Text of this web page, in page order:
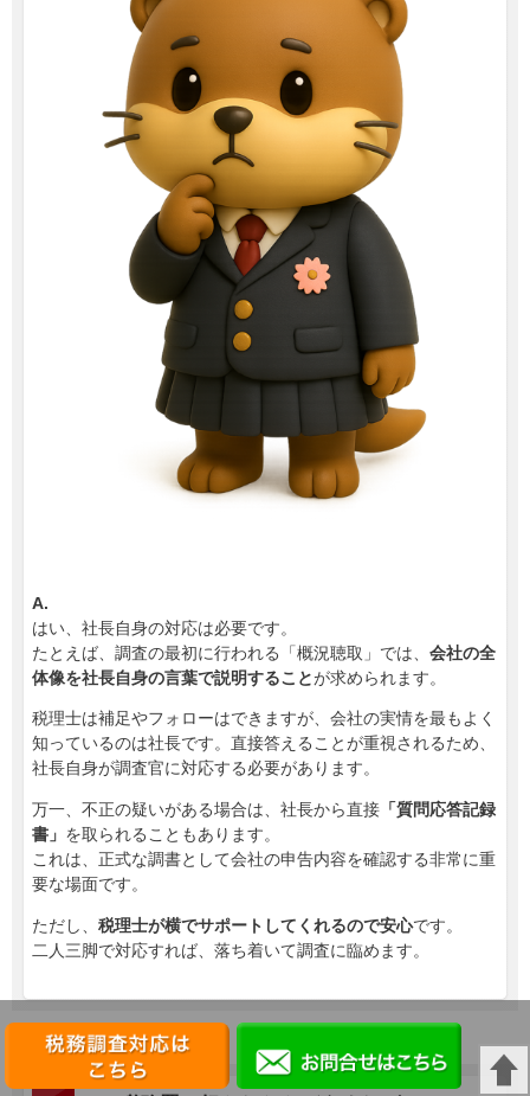
A.
はい、社長自身の対応は必要です。
たとえば、調査の最初に行われる「概況聴取」では、 会社の全
体像を社長自身の言葉で説明することが求められます。
税理士は補足やフォローはできますが、会社の実情を最もよく
知っているのは社長です。直接答えることが重視されるため、
社長自身が調査官に対応する必要があります。
万一、不正の疑いがある場合は、社長から直接 「質問応答記録
書」 を取られることもあります。
これは、正式な調書として会社の申告内容を確認する非常に重
要な場面です。
ただし、 税理士が横でサポートしてくれるので安心です。
二人三脚で対応すれば、落ち着いて調査に臨めます。